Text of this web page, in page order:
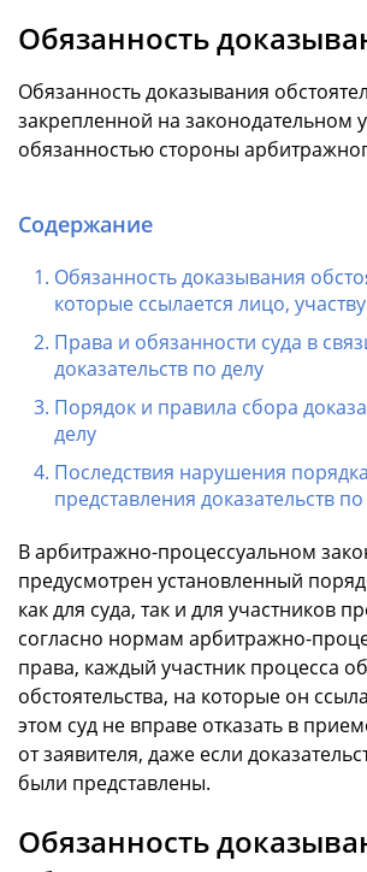
Обязанность
Обязанность доказывания
закрепленной на законодательном
обязанностью стороны
Содержание
Обязанность доказывания
которые ссылается лицо,
Права и обязанности суда в
доказательств по делу
Порядок и правила сбора
делу
Последствия нарушения порядка
представления доказательств
В арбитражно-процессуальном
предусмотрен установленный
как для суда, так и для участников
согласно нормам арбитражно-
права, каждый участник процесса
обстоятельства, на которые он
этом суд не вправе отказать в
от заявителя, даже если
были представлены.
Обязанность